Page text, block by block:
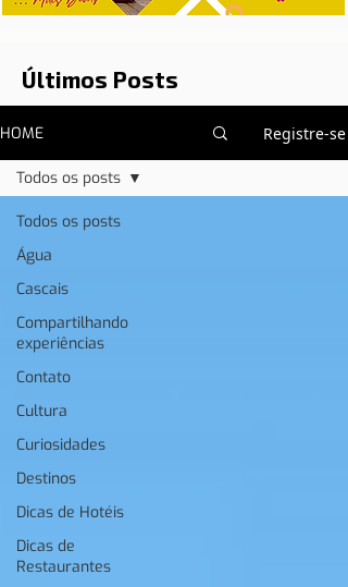
Últimos Posts
HOME Registre-se
Todos os posts
Água
Cascais
Compartilhando
experiências
Contato
Cultura
Curiosidades
Destinos
Dicas de Hotéis
Dicas de
Restaurantes
Todos os posts